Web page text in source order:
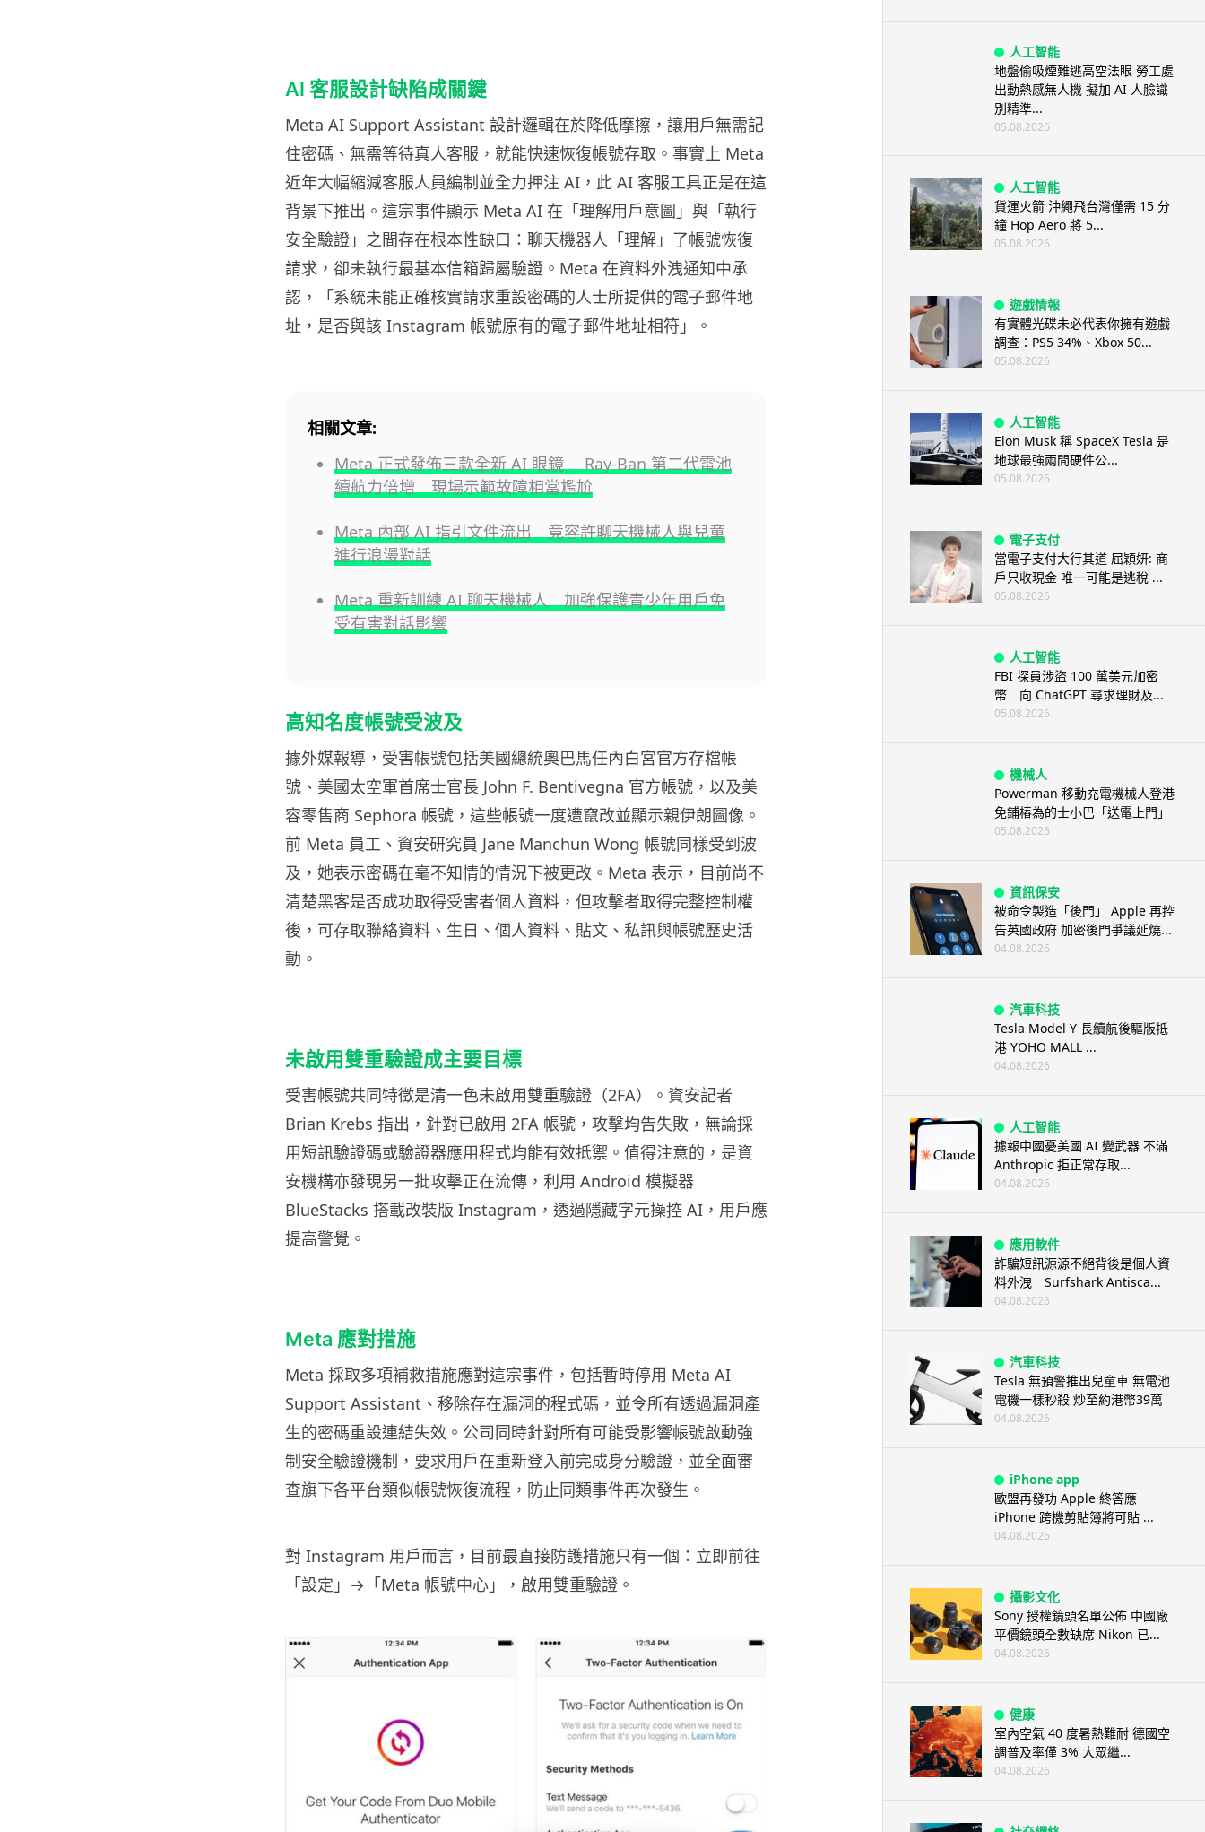
AI 客服設計缺陷成關鍵
Meta AI Support Assistant 設計邏輯在於降低摩擦，讓用戶無需記
住密碼、無需等待真人客服，就能快速恢復帳號存取。事實上 Meta
近年大幅縮減客服人員編制並全力押注 AI，此 AI 客服工具正是在這
背景下推出。這宗事件顯示 Meta AI 在「理解用戶意圖」與「執行
安全驗證」之間存在根本性缺口：聊天機器人「理解」了帳號恢復
請求，卻未執行最基本信箱歸屬驗證。Meta 在資料外洩通知中承
認，「系統未能正確核實請求重設密碼的人士所提供的電子郵件地
址，是否與該 Instagram 帳號原有的電子郵件地址相符」。
相關文章:
Meta 正式發佈三款全新 AI 眼鏡 Ray-Ban 第二代電池
續航力倍增 現場示範故障相當尷尬
Meta 內部 AI 指引文件流出 竟容許聊天機械人與兒童
進行浪漫對話
Meta 重新訓練 AI 聊天機械人 加強保護青少年用戶免
受有害對話影響
高知名度帳號受波及
據外媒報導，受害帳號包括美國總統奧巴馬任內白宮官方存檔帳
號、美國太空軍首席士官長 John F. Bentivegna 官方帳號，以及美
容零售商 Sephora 帳號，這些帳號一度遭竄改並顯示親伊朗圖像。
前 Meta 員工、資安研究員 Jane Manchun Wong 帳號同樣受到波
及，她表示密碼在毫不知情的情況下被更改。Meta 表示，目前尚不
清楚黑客是否成功取得受害者個人資料，但攻擊者取得完整控制權
後，可存取聯絡資料、生日、個人資料、貼文、私訊與帳號歷史活
動。
未啟用雙重驗證成主要目標
受害帳號共同特徵是清一色未啟用雙重驗證（2FA）。資安記者
Brian Krebs 指出，針對已啟用 2FA 帳號，攻擊均告失敗，無論採
用短訊驗證碼或驗證器應用程式均能有效抵禦。值得注意的，是資
安機構亦發現另一批攻擊正在流傳，利用 Android 模擬器
BlueStacks 搭載改裝版 Instagram，透過隱藏字元操控 AI，用戶應
提高警覺。
Meta 應對措施
Meta 採取多項補救措施應對這宗事件，包括暫時停用 Meta AI
Support Assistant、移除存在漏洞的程式碼，並令所有透過漏洞產
生的密碼重設連結失效。公司同時針對所有可能受影響帳號啟動強
制安全驗證機制，要求用戶在重新登入前完成身分驗證，並全面審
查旗下各平台類似帳號恢復流程，防止同類事件再次發生。
對 Instagram 用戶而言，目前最直接防護措施只有一個：立即前往
「設定」→「Meta 帳號中心」，啟用雙重驗證。
人工智能
地盤偷吸煙難逃高空法眼 勞工處
出動熱感無人機 擬加 AI 人臉識
別精準...
05.08.2026
人工智能
貨運火箭 沖繩飛台灣僅需 15 分
鐘 Hop Aero 將 5...
05.08.2026
遊戲情報
有實體光碟未必代表你擁有遊戲
調查：PS5 34%、Xbox 50...
05.08.2026
人工智能
Elon Musk 稱 SpaceX Tesla 是
地球最強兩間硬件公...
05.08.2026
電子支付
當電子支付大行其道 屈穎妍: 商
戶只收現金 唯一可能是逃稅 ...
05.08.2026
人工智能
FBI 探員涉盜 100 萬美元加密
幣 向 ChatGPT 尋求理財及...
05.08.2026
機械人
Powerman 移動充電機械人登港
免鋪樁為的士小巴「送電上門」
05.08.2026
資訊保安
被命令製造「後門」 Apple 再控
告英國政府 加密後門爭議延燒...
04.08.2026
汽車科技
Tesla Model Y 長續航後驅版抵
港 YOHO MALL ...
04.08.2026
人工智能
據報中國憂美國 AI 變武器 不滿
Anthropic 拒正常存取...
04.08.2026
應用軟件
詐騙短訊源源不絕背後是個人資
料外洩 Surfshark Antisca...
04.08.2026
汽車科技
Tesla 無預警推出兒童車 無電池
電機一樣秒殺 炒至約港幣39萬
04.08.2026
iPhone app
歐盟再發功 Apple 終答應
iPhone 跨機剪貼簿將可貼 ...
04.08.2026
攝影文化
Sony 授權鏡頭名單公佈 中國廠
平價鏡頭全數缺席 Nikon 已...
04.08.2026
健康
室內空氣 40 度暑熱難耐 德國空
調普及率僅 3% 大眾繼...
04.08.2026